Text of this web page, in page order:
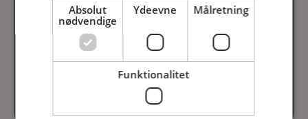
Accepter vores privatlivspoltik
Absolut
nødvendige
Ydeevne Målretning
Funktionalitet